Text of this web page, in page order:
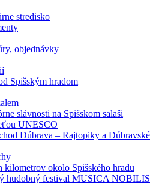
stredisko
objednávky
Spišským hradom
slávnosti na Spišskom salaši
UNESCO
Dúbrava – Rajtopiky a Dúbravské
kilometrov okolo Spišského hradu
hudobný festival MUSICA NOBILIS